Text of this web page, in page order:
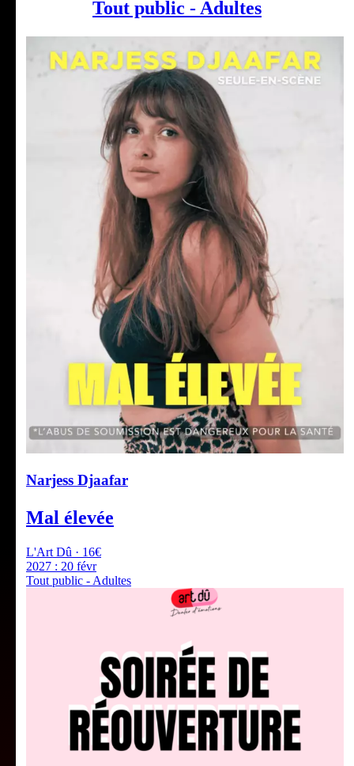
Tout public - Adultes
Narjess Djaafar
Mal élevée
L'Art Dû · 16€
2027 : 20 févr
Tout public - Adultes